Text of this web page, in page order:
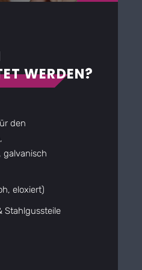
WERDEN?
den
galvanisch
eloxiert)
Stahlgussteile